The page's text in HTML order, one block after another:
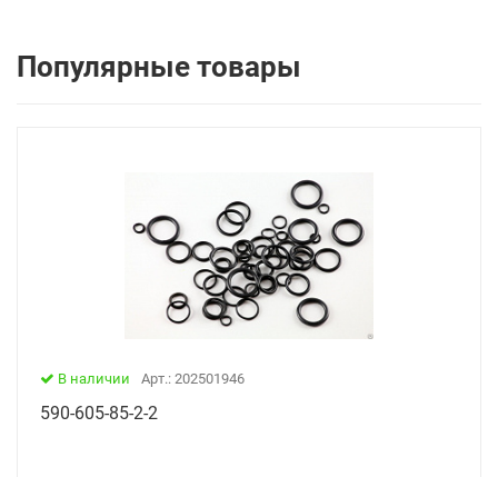
Популярные товары
В наличии Арт.: 202501946
590-605-85-2-2